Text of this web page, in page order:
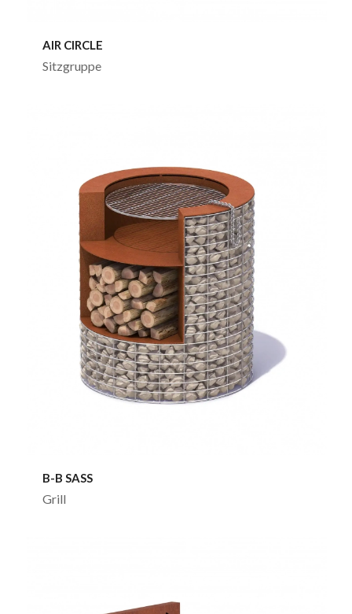
AIR CIRCLE
Sitzgruppe
B-B SASS
Grill